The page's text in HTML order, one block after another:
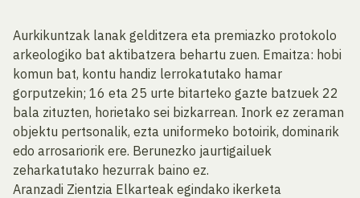
Aurkikuntzak lanak gelditzera eta premiazko protokolo
arkeologiko bat aktibatzera behartu zuen. Emaitza: hobi
komun bat, kontu handiz lerrokatutako hamar
gorputzekin; 16 eta 25 urte bitarteko gazte batzuek 22
bala zituzten, horietako sei bizkarrean. Inork ez zeraman
objektu pertsonalik, ezta uniformeko botoirik, dominarik
edo arrosariorik ere. Berunezko jaurtigailuek
zeharkatutako hezurrak baino ez.
Aranzadi Zientzia Elkarteak egindako ikerketa